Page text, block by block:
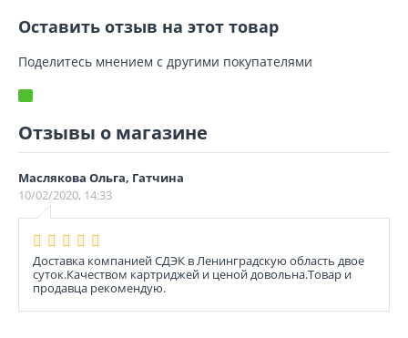
Оставить отзыв на этот товар
Поделитесь мнением с другими покупателями
Отзывы о магазине
Маслякова Ольга, Гатчина
10/02/2020, 14:33
Доставка компанией СДЭК в Ленинградскую область двое
суток.Качеством картриджей и ценой довольна.Товар и
продавца рекомендую.